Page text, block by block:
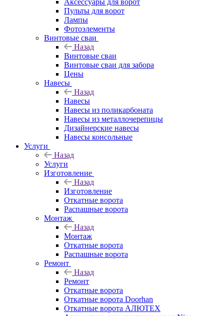
Аксессуары для ворот
Пульты для ворот
Лампы
Фотоэлементы
Винтовые сваи
Назад
Винтовые сваи
Винтовые сваи для забора
Цены
Навесы
Назад
Навесы
Навесы из поликарбоната
Навесы из металлочерепицы
Дизайнерские навесы
Навесы консольные
Услуги
Назад
Услуги
Изготовление
Назад
Изготовление
Откатные ворота
Распашные ворота
Монтаж
Назад
Монтаж
Откатные ворота
Распашные ворота
Ремонт
Назад
Ремонт
Откатные ворота
Откатные ворота Doorhan
Откатные ворота АЛЮТЕХ